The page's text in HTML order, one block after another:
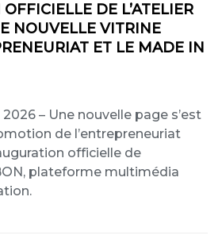
DE L’ATELIER
NOUVELLE VITRINE
ET LE MADE IN
– Une nouvelle page s’est
de l’entrepreneuriat
officielle de
plateforme multimédia